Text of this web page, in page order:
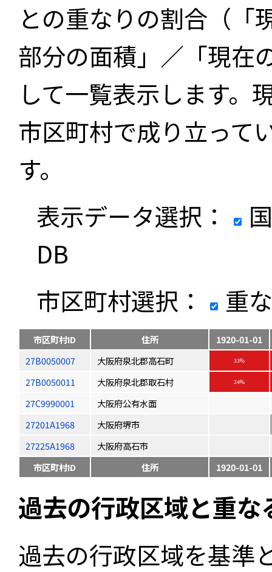
との重なりの割合（「
部分の面積」／「現在
して一覧表示します。
市区町村で成り立って
す。
表示データ選択：
DB
市区町村選択：
重
市区町村ID 住所
1920-01-01
27B0050007
大阪府泉北郡高石町 33%
27B0050011 大阪府泉北郡取石村 24%
27C9990001
大阪府公有水面
27201A1968
大阪府堺市
27225A1968
大阪府高石市
市区町村ID
住所 1920-01-01
過去の行政区域と重
過去の行政区域を基準